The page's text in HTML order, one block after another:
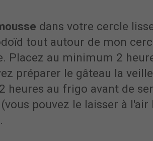
dans votre cercle
tout autour de mon
Placez au minimum 2
préparer le gâteau la
heures au frigo avant de
pouvez le laisser à